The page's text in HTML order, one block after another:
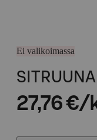
Ei valikoimassa
27,76 €/